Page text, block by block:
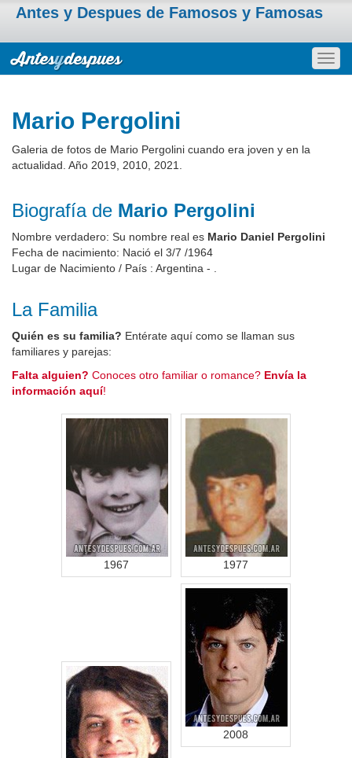
Antes y Despues de Famosos y Famosas
Mario Pergolini
Galeria de fotos de Mario Pergolini cuando era joven y en la
actualidad. Año 2019, 2010, 2021.
Biografía de Mario Pergolini
Nombre verdadero: Su nombre real es Mario Daniel Pergolini
Fecha de nacimiento: Nació el 3/7 /1964
Lugar de Nacimiento / País : Argentina - .
La Familia
Quién es su familia? Entérate aquí como se llaman sus
familiares y parejas:
Falta alguien? Conoces otro familiar o romance? Envía la
información aquí!
1967 1977
2008